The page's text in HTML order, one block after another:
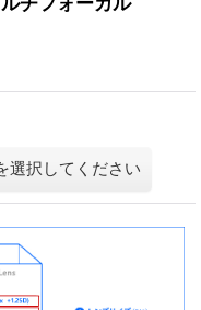
選択してください